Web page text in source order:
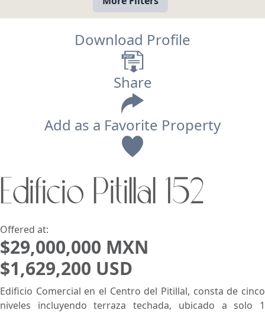
Lowest Price First
Download Profile
Share
Add as a Favorite Property
Edificio Pitillal 152
Offered at:
$29,000,000 MXN
$1,629,200 USD
Edificio Comercial en el Centro del Pitillal, consta de cinco
niveles incluyendo terraza techada, ubicado a solo 1